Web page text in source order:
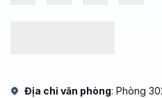
Địa chỉ văn phòng: Phòng